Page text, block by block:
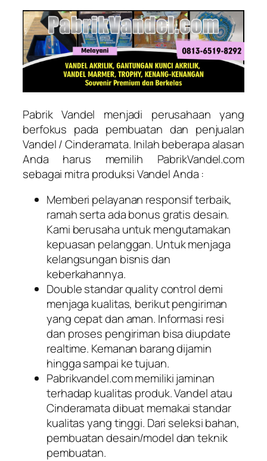
Pabrik Vandel menjadi perusahaan yang
berfokus pada pembuatan dan penjualan
Vandel / Cinderamata. Inilah beberapa alasan
Anda harus memilih PabrikVandel.com
sebagai mitra produksi Vandel Anda :
Memberi pelayanan responsif terbaik,
ramah serta ada bonus gratis desain.
Kami berusaha untuk mengutamakan
kepuasan pelanggan. Untuk menjaga
kelangsungan bisnis dan
keberkahannya.
Double standar quality control demi
menjaga kualitas, berikut pengiriman
yang cepat dan aman. Informasi resi
dan proses pengiriman bisa diupdate
realtime. Kemanan barang dijamin
hingga sampai ke tujuan.
Pabrikvandel.com memiliki jaminan
terhadap kualitas produk. Vandel atau
Cinderamata dibuat memakai standar
kualitas yang tinggi. Dari seleksi bahan,
pembuatan desain/model dan teknik
pembuatan.